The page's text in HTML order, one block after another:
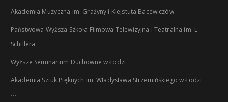
Akademia Muzyczna im. Grażyny i Kiejstuta Bacewiczów
Państwowa Wyższa Szkoła Filmowa Telewizyjna i Teatralna im. L.
Schillera
Wyższe Seminarium Duchowne w Łodzi
Akademia Sztuk Pięknych im. Władysława Strzemińskiego w Łodzi
...